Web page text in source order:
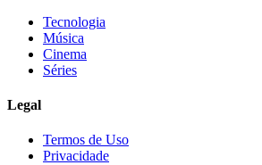
Tecnologia
Música
Cinema
Séries
Legal
Termos de Uso
Privacidade